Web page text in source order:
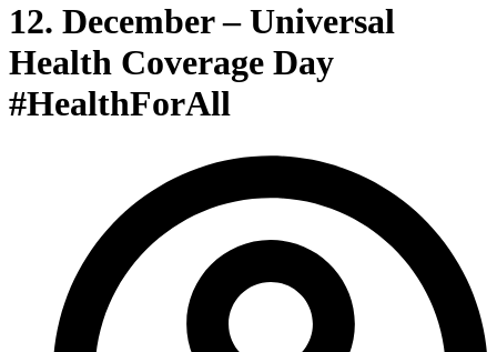
12. December – Universal
Health Coverage Day
#HealthForAll